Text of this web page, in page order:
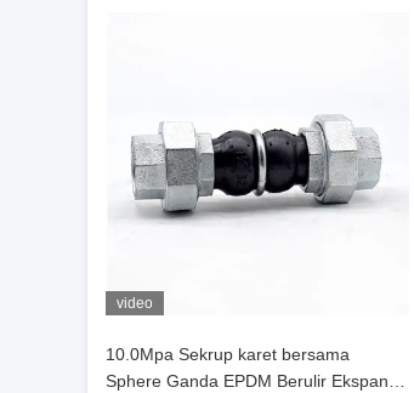
video
10.0Mpa Sekrup karet bersama
Sphere Ganda EPDM Berulir Ekspansi